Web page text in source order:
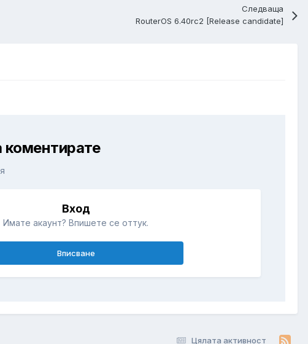
Следваща
RouterOS 6.40rc2 [Release candidate]
коментирате
Вход
Имате акаунт? Впишете се оттук.
Вписване
Цялата активност